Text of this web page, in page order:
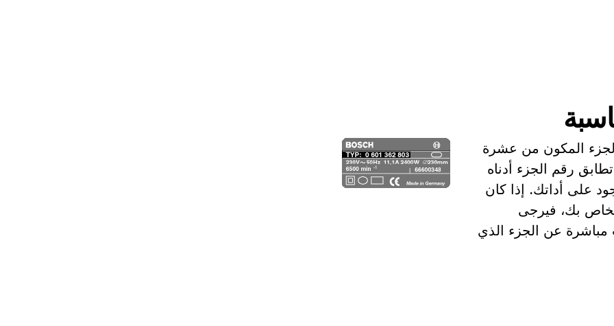
المكون من عشرة
رقم الجزء أدناه
على أداتك. إذا كان
بك، فيرجى
مباشرة عن الجزء الذي